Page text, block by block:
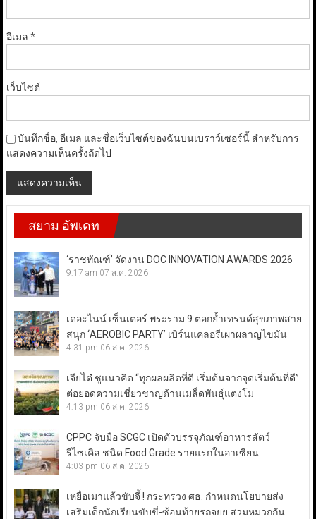
อีเมล *
เว็บไซต์
บันทึกชื่อ, อีเมล และชื่อเว็บไซต์ของฉันบนเบราว์เซอร์นี้ สำหรับการ
แสดงความเห็นครั้งถัดไป
สยาม อัพเดท
‘ราชทัณฑ์’ จัดงาน DOC INNOVATION AWARDS 2026
9:17 am 07 ส.ค. 2026
เดอะไนน์ เซ็นเตอร์ พระราม 9 ตอกย้ำเทรนด์สุขภาพสาย
สนุก ‘AEROBIC PARTY’ เบิร์นแคลอรีเผาผลาญไขมัน
4:31 pm 06 ส.ค. 2026
เจียไต๋ ชูแนวคิด “ทุกผลผลิตที่ดี เริ่มต้นจากจุดเริ่มต้นที่ดี”
ต่อยอดความเชี่ยวชาญด้านเมล็ดพันธุ์แตงโม
4:13 pm 06 ส.ค. 2026
CPPC จับมือ SCGC เปิดตัวบรรจุภัณฑ์อาหารสัตว์
รีไซเคิล ชนิด Food Grade รายแรกในอาเซียน
4:03 pm 06 ส.ค. 2026
เหยื่อเมาแล้วขับจี้ ! กระทรวง ศธ. กำหนดนโยบายส่ง
เสริมเด็กนักเรียนขับขี่-ซ้อนท้ายรถจยย.สวมหมวกกัน